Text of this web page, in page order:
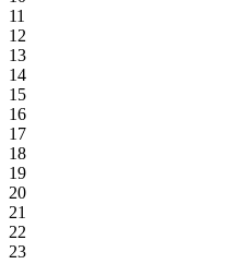
11
12
13
14
15
16
17
18
19
20
21
22
23